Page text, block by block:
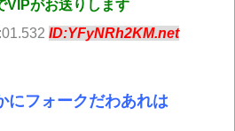
VIPがお送りします
ID:YFyNRh2KM.net
にフォークだわあれは